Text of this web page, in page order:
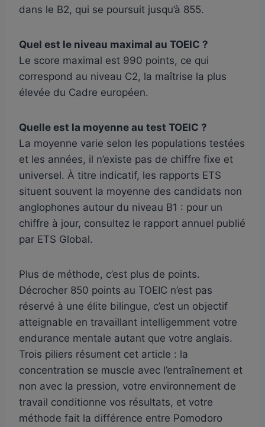
dans le B2, qui se poursuit jusqu’à 855.
Quel est le niveau maximal au TOEIC ?
Le score maximal est 990 points, ce qui
correspond au niveau C2, la maîtrise la plus
élevée du Cadre européen.
Quelle est la moyenne au test TOEIC ?
La moyenne varie selon les populations testées
et les années, il n’existe pas de chiffre fixe et
universel. À titre indicatif, les rapports ETS
situent souvent la moyenne des candidats non
anglophones autour du niveau B1 : pour un
chiffre à jour, consultez le rapport annuel publié
par ETS Global.
Plus de méthode, c’est plus de points.
Décrocher 850 points au TOEIC n’est pas
réservé à une élite bilingue, c’est un objectif
atteignable en travaillant intelligemment votre
endurance mentale autant que votre anglais.
Trois piliers résument cet article : la
concentration se muscle avec l’entraînement et
non avec la pression, votre environnement de
travail conditionne vos résultats, et votre
méthode fait la différence entre Pomodoro